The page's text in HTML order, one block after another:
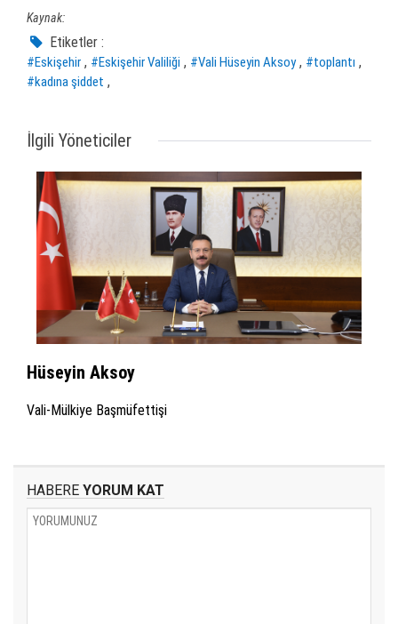
Kaynak:
Etiketler :
#Eskişehir , #Eskişehir Valiliği , #Vali Hüseyin Aksoy, #toplantı ,
#kadına şiddet ,
İlgili Yöneticiler
Hüseyin Aksoy
Vali-Mülkiye Başmüfettişi
HABERE YORUM KAT